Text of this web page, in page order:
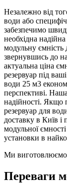
Незалежно від
води або
забезпечимо
необхідна
модульну
звернувшись до
актуальна ціна
резервуар під
води 25 м3
перспективі.
надійності. Якщо
резервуар для
доставку в Київ і
модульної
установки в
Ми
Переваги